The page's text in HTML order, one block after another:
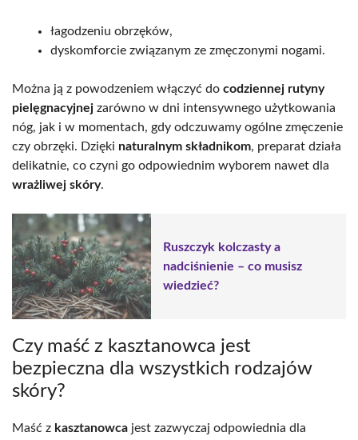
łagodzeniu obrzęków,
dyskomforcie związanym ze zmęczonymi nogami.
Można ją z powodzeniem włączyć do codziennej rutyny
pielęgnacyjnej zarówno w dni intensywnego użytkowania
nóg, jak i w momentach, gdy odczuwamy ogólne zmęczenie
czy obrzęki. Dzięki naturalnym składnikom, preparat działa
delikatnie, co czyni go odpowiednim wyborem nawet dla
wrażliwej skóry.
Ruszczyk kolczasty a
nadciśnienie – co musisz
wiedzieć?
Czy maść z kasztanowca jest
bezpieczna dla wszystkich rodzajów
skóry?
Maść z kasztanowca jest zazwyczaj odpowiednia dla